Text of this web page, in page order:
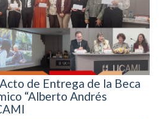
de Entrega de la Beca
“Alberto Andrés